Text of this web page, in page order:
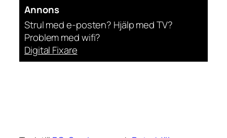
Annons
Strul med e-posten? Hjälp med TV?
Problem med wifi?
Digital Fixare